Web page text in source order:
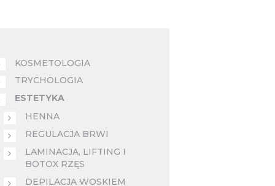
KOSMETOLOGIA
TRYCHOLOGIA
ESTETYKA
HENNA
REGULACJA BRWI
LAMINACJA, LIFTING I
BOTOX RZĘS
DEPILACJA WOSKIEM